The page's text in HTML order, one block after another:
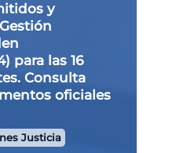
Justicia
y
para las 16
Consulta
oficiales